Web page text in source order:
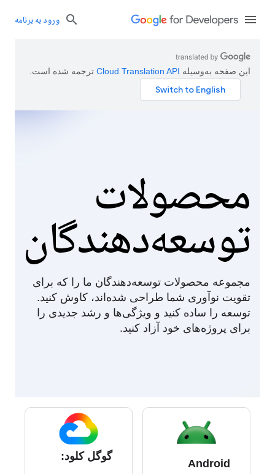
ورود به برنامه
این صفحه به‌وسیله ترجمه شده است.
محصولات
توسعه‌دهندگان
مجموعه محصولات توسعه‌دهندگان ما را که برای
تقویت نوآوری شما طراحی شده‌اند، کاوش کنید.
توسعه را ساده کنید و ویژگی‌ها و رشد جدیدی را
برای پروژه‌های خود آزاد کنید.
Android
گوگل کلود: